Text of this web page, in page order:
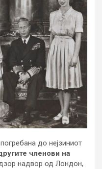
до нејзиниот
членови на
надвор од Лондон,